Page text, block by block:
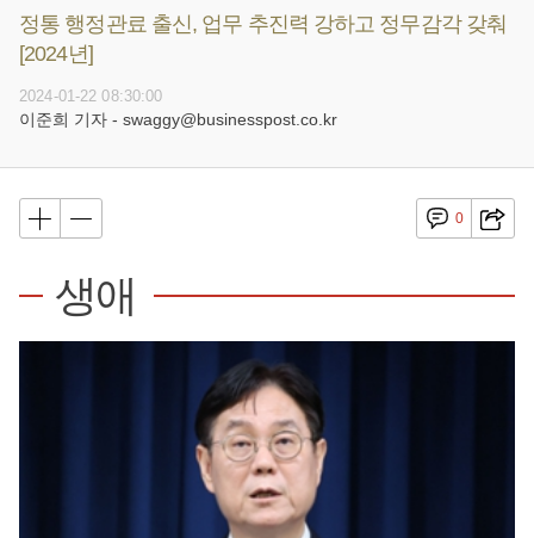
정통 행정관료 출신, 업무 추진력 강하고 정무감각 갖춰
[2024년]
2024-01-22 08:30:00
이준희 기자 - swaggy@businesspost.co.kr
0
생애